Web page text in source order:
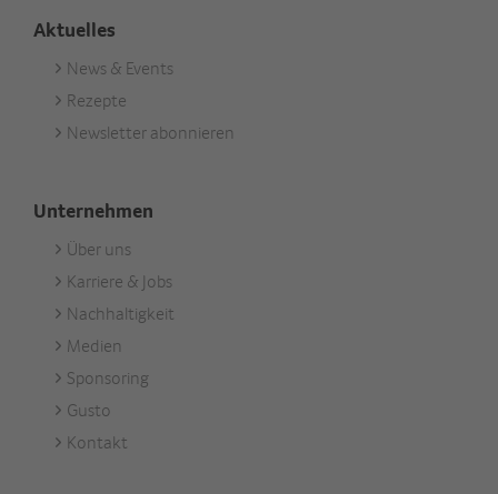
Aktuelles
Footer
Aktuell
News & Events
Rezepte
Newsletter abonnieren
Unternehmen
Footer
Unternehmen
Über uns
Karriere & Jobs
Nachhaltigkeit
Medien
Sponsoring
Gusto
Kontakt